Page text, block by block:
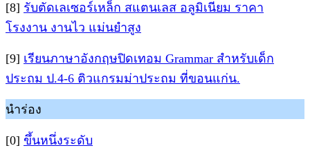
[8] รับตัดเลเซอร์เหล็ก สแตนเลส อลูมิเนียม ราคา
โรงงาน งานไว แม่นยำสูง
[9] เรียนภาษาอังกฤษปิดเทอม Grammar สำหรับเด็ก
ประถม ป.4-6 ติวแกรมม่าประถม ที่ขอนแก่น.
นำร่อง
[0] ขึ้นหนึ่งระดับ